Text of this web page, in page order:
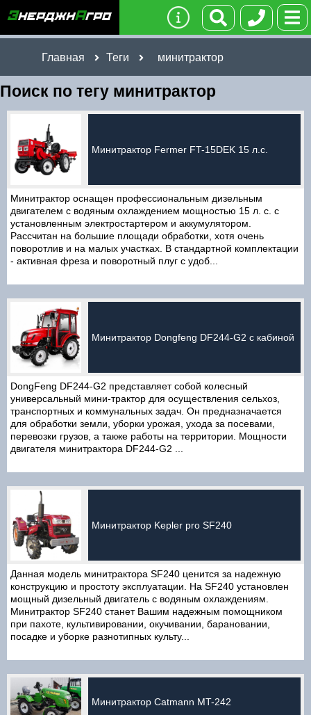
Главная Теги минитрактор
Поиск по тегу минитрактор
Минитрактор Fermer FT-15DEK 15 л.с.
Минитрактор оснащен профессиональным дизельным
двигателем с водяным охлаждением мощностью 15 л. с. с
установленным электростартером и аккумулятором.
Рассчитан на большие площади обработки, хотя очень
поворотлив и на малых участках. В стандартной комплектации
- активная фреза и поворотный плуг с удоб...
Минитрактор Dongfeng DF244-G2 с кабиной
DongFeng DF244-G2 представляет собой колесный
универсальный мини-трактор для осуществления сельхоз,
транспортных и коммунальных задач. Он предназначается
для обработки земли, уборки урожая, ухода за посевами,
перевозки грузов, а также работы на территории. Мощности
двигателя минитрактора DF244-G2 ...
Минитрактор Kepler pro SF240
Данная модель минитрактора SF240 ценится за надежную
конструкцию и простоту эксплуатации. На SF240 установлен
мощный дизельный двигатель с водяным охлаждениям.
Минитрактор SF240 станет Вашим надежным помощником
при пахоте, культивировании, окучивании, барановании,
посадке и уборке разнотипных культу...
Минитрактор Catmann MT-242